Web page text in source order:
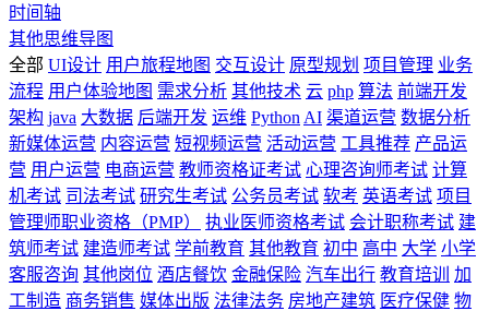
时间轴
其他思维导图
全部 UI设计 用户旅程地图 交互设计 原型规划 项目管理 业务
流程 用户体验地图 需求分析 其他技术 云 php 算法 前端开发
架构 java 大数据 后端开发 运维 Python AI 渠道运营 数据分析
新媒体运营 内容运营 短视频运营 活动运营 工具推荐 产品运
营 用户运营 电商运营 教师资格证考试 心理咨询师考试 计算
机考试 司法考试 研究生考试 公务员考试 软考 英语考试 项目
管理师职业资格（PMP）
执业医师资格考试 会计职称考试 建
筑师考试 建造师考试 学前教育 其他教育 初中 高中 大学 小学
客服咨询 其他岗位 酒店餐饮 金融保险 汽车出行 教育培训
加
工制造 商务销售 媒体出版 法律法务 房地产建筑 医疗保健 物